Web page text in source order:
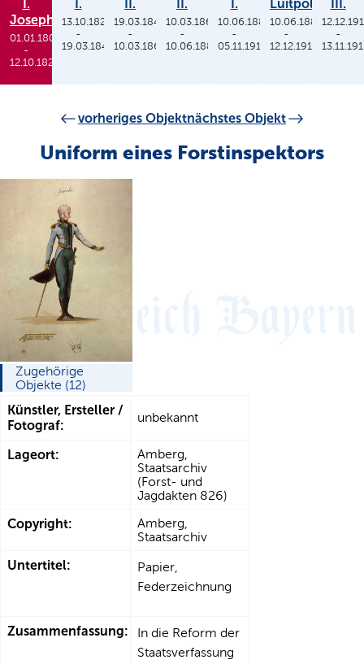
I.
Joseph
01.01.1806
-
12.10.1825
I.
13.10.1825
-
19.03.1848
II.
19.03.1848
-
10.03.1864
II.
10.03.1864
-
10.06.1886
I.
10.06.1886
-
05.11.1913
Luitpold
10.06.1886
-
12.12.1912
III.
-
vorheriges Objektnächstes Objekt
Uniform eines Forstinspektors
Zugehörige
Objekte (12)
Künstler, Ersteller /
Fotograf:
unbekannt
Lageort:
Amberg,
Staatsarchiv
(Forst- und
Jagdakten 826)
Copyright:
Amberg,
Staatsarchiv
Untertitel:
Papier,
Federzeichnung
Zusammenfassung:
In die Reform der
Staatsverfassung